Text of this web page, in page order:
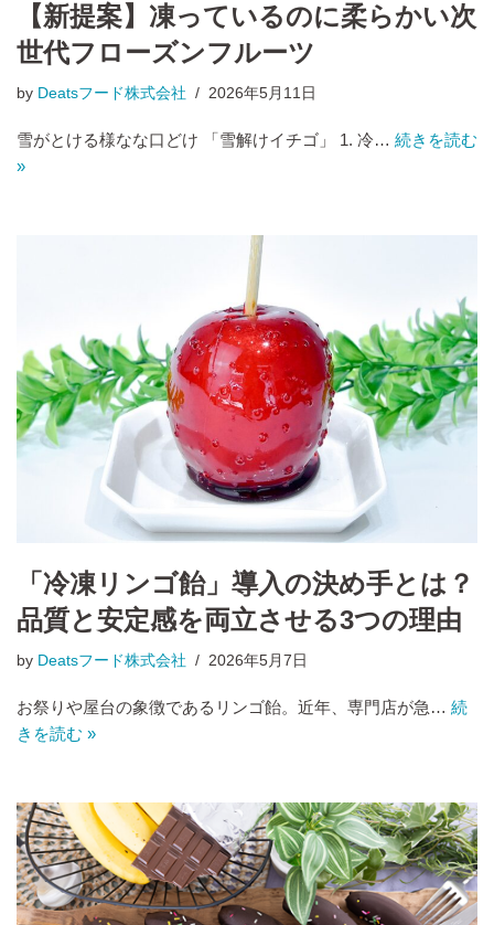
【新提案】凍っているのに柔らかい次
世代フローズンフルーツ
by Deatsフード株式会社 2026年5月11日
雪がとける様なな口どけ 「雪解けイチゴ」 1. 冷… 続きを読む
»
「冷凍リンゴ飴」導入の決め手とは？
品質と安定感を両立させる3つの理由
by Deatsフード株式会社 2026年5月7日
お祭りや屋台の象徴であるリンゴ飴。近年、専門店が急… 続
きを読む »